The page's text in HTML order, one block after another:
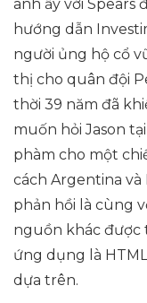
anh ấy với Spears
hướng dẫn
người ủng hộ cổ
thị cho quân đội
thời 39 năm đã
muốn hỏi Jason
phàm cho một
cách Argentina
phản hồi là cùng
nguồn khác được
ứng dụng là
dựa trên.